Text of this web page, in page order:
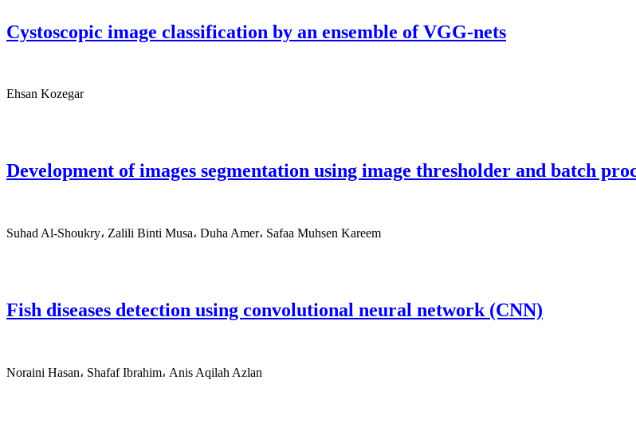
Cystoscopic image classification by an ensemble of VGG-nets
Ehsan Kozegar
Development of images segmentation using image thresholder and batch
Suhad Al-Shoukry، Zalili Binti Musa، Duha Amer، Safaa Muhsen Kareem
Fish diseases detection using convolutional neural network (CNN)
Noraini Hasan، Shafaf Ibrahim، Anis Aqilah Azlan